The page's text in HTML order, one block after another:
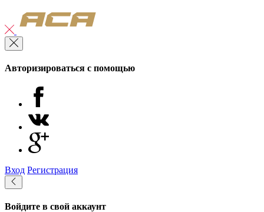
Авторизироваться с помощью
Вход Регистрация
Войдите в свой аккаунт